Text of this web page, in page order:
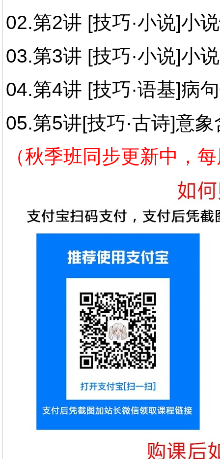
02.第2讲 [技巧·小说]小
03.第3讲 [技巧·小说]小
04.第4讲 [技巧·语基]病
05.第5讲[技巧·古诗]意
（秋季班同步更新中，